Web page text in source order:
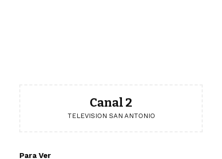
Canal 2
TELEVISION SAN ANTONIO
Para Ver